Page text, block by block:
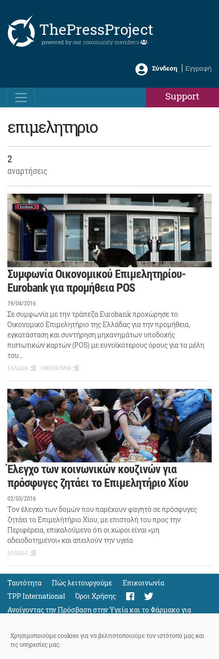
Χρησιμοποιούμε cookies για να βελτιστοποιούμε τον ιστότοπό μας και
τις υπηρεσίες μας.
ThePressProject
powered by our community members
Σύνδεση Εγγραφή
Support
επιμελητηριο
2
αναρτήσεις
Συμφωνία Οικονομικού Επιμελητηρίου-
Eurobank για προμήθεια POS
19/04/2016
Σε συμφωνία με την τράπεζα Eurobank προχώρησε το
Οικονομικό Επιμελητήριο της Ελλάδας για την προμήθεια,
εγκατάσταση και συντήρηση μηχανημάτων υποδοχής
πιστωτικών καρτών (POS) με ευνοϊκότερους όρους για τα μέλη
του…
ΕΛΛΑΔΑ ΟΙΚΟΝΟΜΙΑ
Έλεγχο των κοινωνικών κουζινών για
πρόσφυγες ζητάει το Επιμελητήριο Χίου
02/03/2016
Tον έλεγχο των δομών που παρέχουν φαγητό σε πρόσφυγες
ζητάει το Επιμελήτήριο Χίου, με επιστολή του προς την
Περιφέρεια, επικαλούμενο ότι οι χώροι είναι «μη
αδειοδοτημένοι» και απειλούν την υγεία
ΕΛΛΑΔΑ
Ταυτότητα Πώς λειτουργούμε
Eπικοινωνία
TPP International
Όροι Χρήσης
Ανοίγοντας την Πρόσβαση στην Υγεία και το Φάρμακο για
Όλους
Support